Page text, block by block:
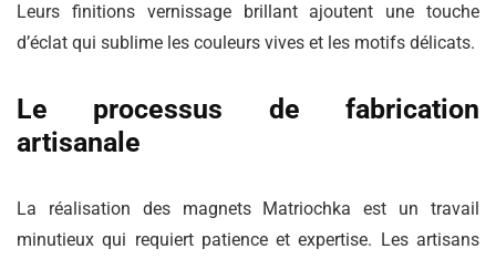
Leurs finitions vernissage brillant ajoutent une touche
d’éclat qui sublime les couleurs vives et les motifs délicats.
Le processus de fabrication
artisanale
La réalisation des magnets Matriochka est un travail
minutieux qui requiert patience et expertise. Les artisans